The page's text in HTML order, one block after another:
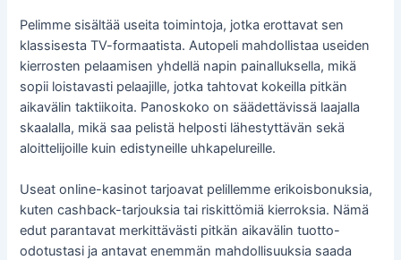
Pelimme sisältää useita toimintoja, jotka erottavat sen
klassisesta TV-formaatista. Autopeli mahdollistaa useiden
kierrosten pelaamisen yhdellä napin painalluksella, mikä
sopii loistavasti pelaajille, jotka tahtovat kokeilla pitkän
aikavälin taktiikoita. Panoskoko on säädettävissä laajalla
skaalalla, mikä saa pelistä helposti lähestyttävän sekä
aloittelijoille kuin edistyneille uhkapelureille.
Useat online-kasinot tarjoavat pelillemme erikoisbonuksia,
kuten cashback-tarjouksia tai riskittömiä kierroksia. Nämä
edut parantavat merkittävästi pitkän aikavälin tuotto-
odotustasi ja antavat enemmän mahdollisuuksia saada